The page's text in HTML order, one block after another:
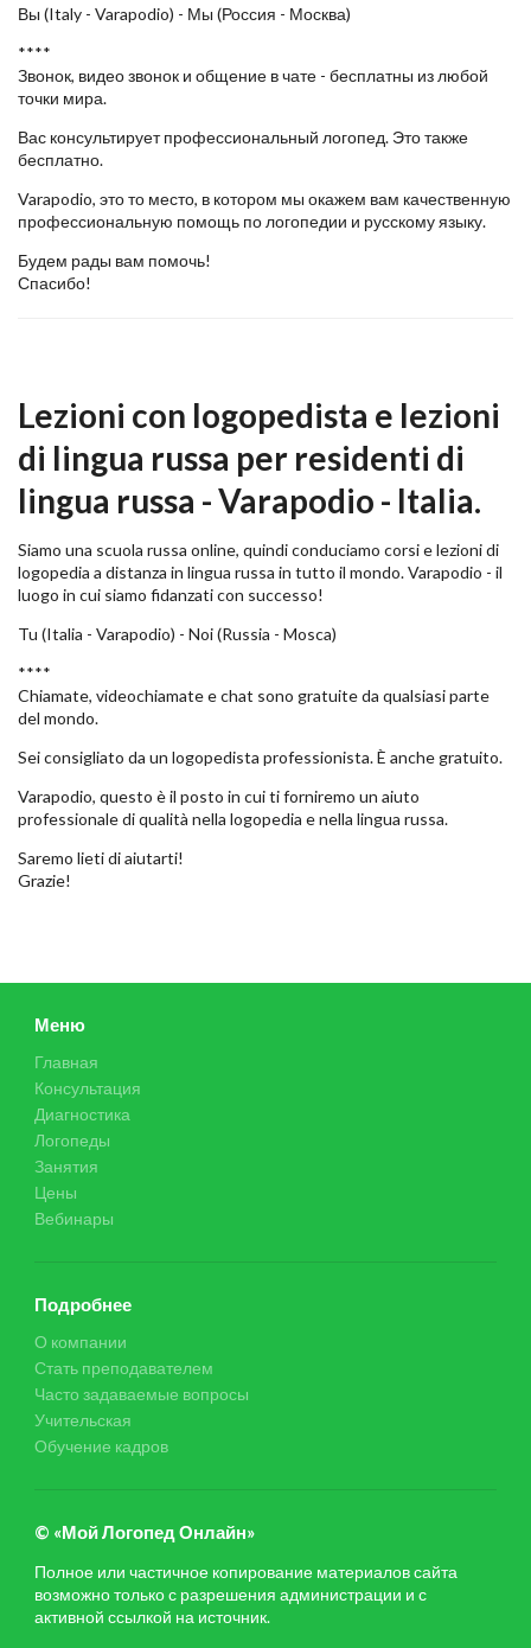
Вы (Italy - Varapodio) - Мы (Россия - Москва)
****
Звонок, видео звонок и общение в чате - бесплатны из любой
точки мира.
Вас консультирует профессиональный логопед. Это также
бесплатно.
Varapodio, это то место, в котором мы окажем вам качественную
профессиональную помощь по логопедии и русскому языку.
Будем рады вам помочь!
Спасибо!
Lezioni con logopedista e lezioni
di lingua russa per residenti di
lingua russa - Varapodio - Italia.
Siamo una scuola russa online, quindi conduciamo corsi e lezioni di
logopedia a distanza in lingua russa in tutto il mondo. Varapodio - il
luogo in cui siamo fidanzati con successo!
Tu (Italia - Varapodio) - Noi (Russia - Mosca)
****
Chiamate, videochiamate e chat sono gratuite da qualsiasi parte
del mondo.
Sei consigliato da un logopedista professionista. È anche gratuito.
Varapodio, questo è il posto in cui ti forniremo un aiuto
professionale di qualità nella logopedia e nella lingua russa.
Saremo lieti di aiutarti!
Grazie!
Меню
Главная
Консультация
Диагностика
Логопеды
Занятия
Цены
Вебинары
Подробнее
О компании
Стать преподавателем
Часто задаваемые вопросы
Учительская
Обучение кадров
© «Мой Логопед Онлайн»
Полное или частичное копирование материалов сайта
возможно только с разрешения администрации и с
активной ссылкой на источник.